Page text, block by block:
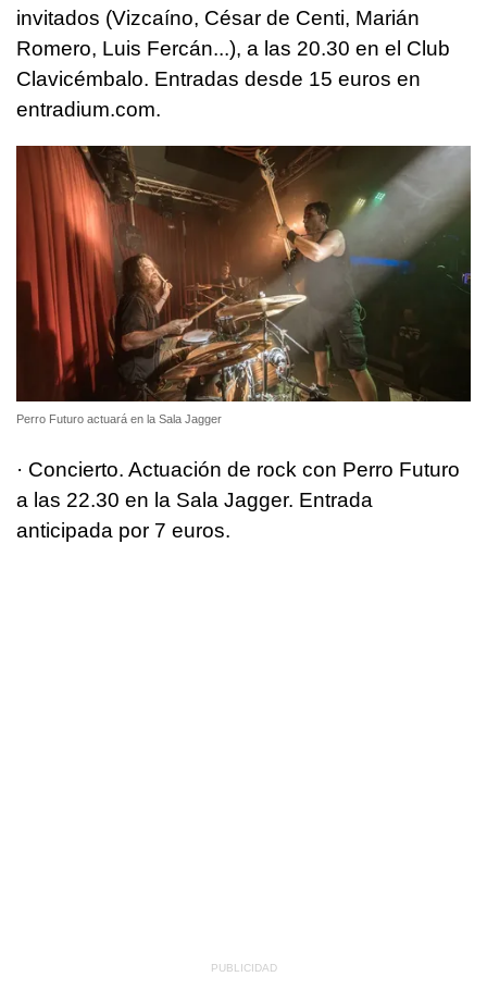
invitados (Vizcaíno, César de Centi, Marián
Romero, Luis Fercán...), a las 20.30 en el Club
Clavicémbalo. Entradas desde 15 euros en
entradium.com.
Perro Futuro actuará en la Sala Jagger
· Concierto. Actuación de rock con Perro Futuro
a las 22.30 en la Sala Jagger. Entrada
anticipada por 7 euros.